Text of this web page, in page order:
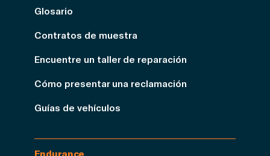
Glosario
Contratos de muestra
Encuentre un taller de reparación
Cómo presentar una reclamación
Guías de vehículos
Endurance